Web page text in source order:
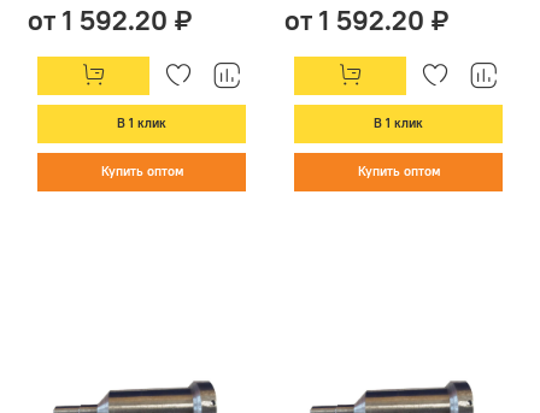
от 1 592.20 ₽
В 1 клик
Купить оптом
от 1 592.20 ₽
В 1 клик
Купить оптом